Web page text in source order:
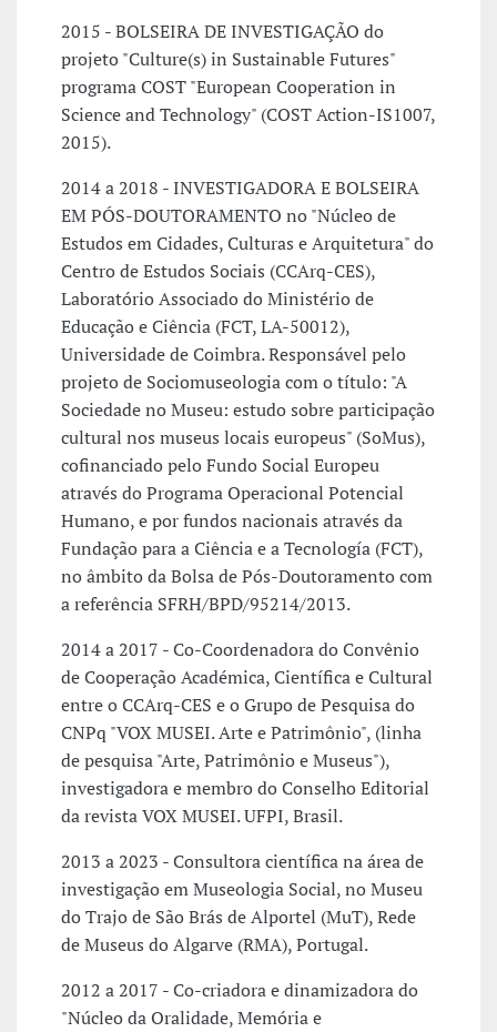
2015 - BOLSEIRA DE INVESTIGAÇÃO do
projeto "Culture(s) in Sustainable Futures"
programa COST "European Cooperation in
Science and Technology" (COST Action-IS1007,
2015).
2014 a 2018 - INVESTIGADORA E BOLSEIRA
EM PÓS-DOUTORAMENTO no "Núcleo de
Estudos em Cidades, Culturas e Arquitetura" do
Centro de Estudos Sociais (CCArq-CES),
Laboratório Associado do Ministério de
Educação e Ciência (FCT, LA-50012),
Universidade de Coimbra. Responsável pelo
projeto de Sociomuseologia com o título: "A
Sociedade no Museu: estudo sobre participação
cultural nos museus locais europeus" (SoMus),
cofinanciado pelo Fundo Social Europeu
através do Programa Operacional Potencial
Humano, e por fundos nacionais através da
Fundação para a Ciência e a Tecnología (FCT),
no âmbito da Bolsa de Pós-Doutoramento com
a referência SFRH/BPD/95214/2013.
2014 a 2017 - Co-Coordenadora do Convênio
de Cooperação Académica, Científica e Cultural
entre o CCArq-CES e o Grupo de Pesquisa do
CNPq "VOX MUSEI. Arte e Patrimônio", (linha
de pesquisa "Arte, Patrimônio e Museus"),
investigadora e membro do Conselho Editorial
da revista VOX MUSEI. UFPI, Brasil.
2013 a 2023 - Consultora científica na área de
investigação em Museologia Social, no Museu
do Trajo de São Brás de Alportel (MuT), Rede
de Museus do Algarve (RMA), Portugal.
2012 a 2017 - Co-criadora e dinamizadora do
"Núcleo da Oralidade, Memória e